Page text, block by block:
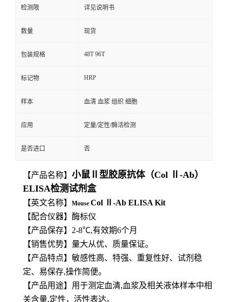
检测限 详见说明书
数量 现货
包装规格 48T 96T
标记物 HRP
样本 血清 血浆 组织 细胞
应用 定量/定性/酶活检测
是否进口 否
【产品名称】 小鼠Ⅱ型胶原抗体（Col Ⅱ-Ab）
ELISA检测试剂盒
【英文名称】 Mouse Col Ⅱ-Ab ELISA Kit
【配合仪器】酶标仪
【产品保存】2-8℃,有效期6个月
【销售优势】量大从优、质量保证。
【产品特点】敏感性高、特强、重复性好、试剂稳
定、易保存,操作简便。
【产品用途】用于测定血清,血浆及相关液体样本中相
关含量,定性，活性表达。